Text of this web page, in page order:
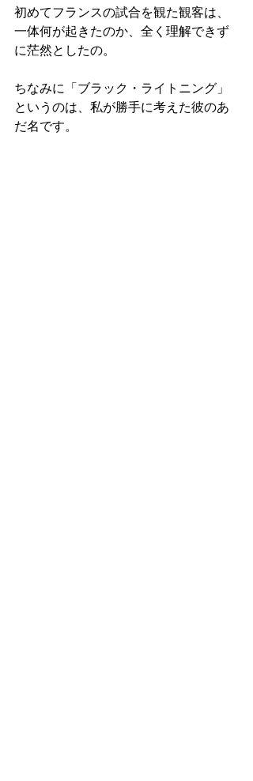
初めてフランスの試合を観た観客は、
一体何が起きたのか、全く理解できず
に茫然としたの。
ちなみに「ブラック・ライトニング」
というのは、私が勝手に考えた彼のあ
だ名です。